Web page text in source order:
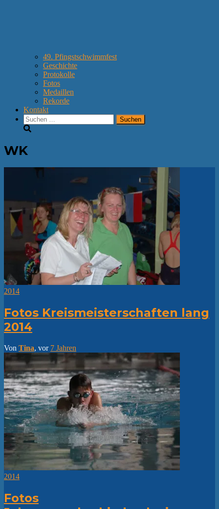
49. Pfingstschwimmfest
Geschichte
Protokolle
Fotos
Medaillen
Rekorde
Kontakt
Suchen
nach:
WK
2014
Fotos Kreismeisterschaften lang
2014
Von Tina, vor 7 Jahren
2014
Fotos